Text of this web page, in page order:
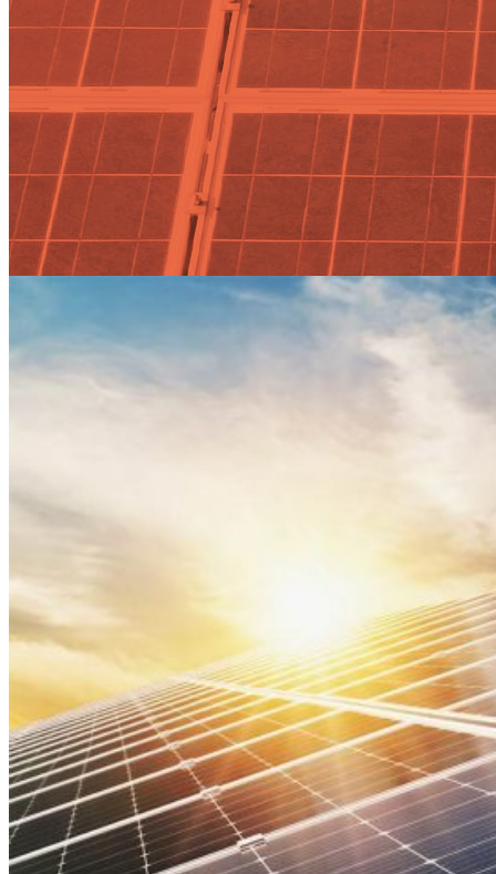
Actualidad